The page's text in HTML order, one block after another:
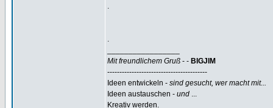
.
.
Mit freundlichem Gruß - - BIGJIM
-----------------------------------------
Ideen entwickeln - sind gesucht, wer macht mit...
Ideen austauschen - und ...
Kreativ werden.